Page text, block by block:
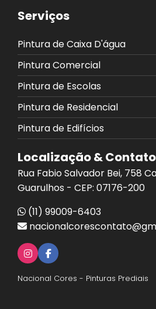
Serviços
Pintura de Caixa D'água
Pintura Comercial
Pintura de Escolas
Pintura de Residencial
Pintura de Edifícios
Localização & Contato
Rua Fabio Salvador Bei, 758
Guarulhos - CEP: 07176-200
(11) 99009-6403
Nacional Cores - Pinturas Prediais